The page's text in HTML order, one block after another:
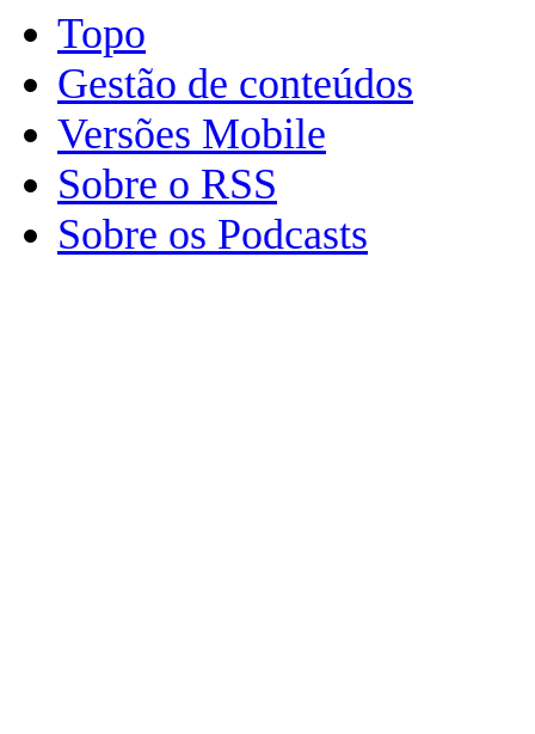
Topo
Gestão de conteúdos
Versões Mobile
Sobre o RSS
Sobre os Podcasts